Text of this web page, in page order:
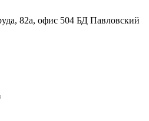
82а, офис 504 БД Павловский